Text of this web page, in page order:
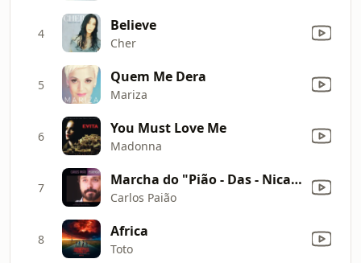
4 Believe
Cher
5 Quem Me Dera
Mariza
6 You Must Love Me
Madonna
7 Marcha do "Pião - Das - Nicas"
Carlos Paião
8 Africa
Toto